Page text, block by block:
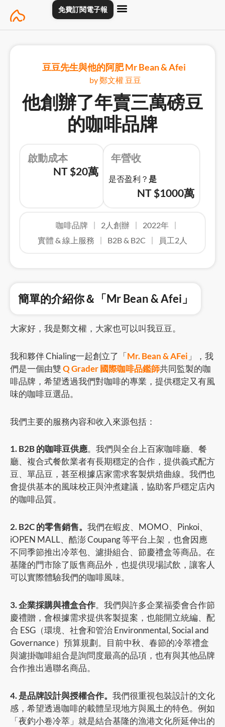
content
免費訂閱電子報
豆豆先生與他的阿肥 Mr Bean & Afei
by 鄭文權 豆豆
他創辦了年賣三萬磅豆
的咖啡品牌
啟動成本
NT $20萬
年營收
是否盈利？ 是
NT $1000萬
咖啡品牌 2人創辦
2022年
實體 & 線上服務
B2B & B2C 員工2人
簡單的介紹你＆「Mr Bean & Afei」
大家好，我是鄭文權，大家也可以叫我豆豆。
我和夥伴 Chialing一起創立了「Mr. Bean & AFei 」，我
們是一個由雙Q Grader 國際咖啡品鑑師共同監製的咖
啡品牌，希望透過我們對咖啡的專業，提供穩定又有風
味的咖啡豆選品。
我們主要的服務內容和收入來源包括：
1. B2B 的咖啡豆供應。我們與全台上百家咖啡廳、餐
廳、複合式餐飲業者有長期穩定的合作，提供義式配方
豆、單品豆，甚至根據店家需求客製烘焙曲線。我們也
會提供基本的風味校正與沖煮建議，協助客戶穩定店內
的咖啡品質。
2. B2C 的零售銷售。 我們在蝦皮、MOMO、Pinkoi、
iOPEN MALL、酷澎 Coupang 等平台上架，也會因應
不同季節推出冷萃包、濾掛組合、節慶禮盒等商品。在
基隆的門市除了販售商品外，也提供現場試飲，讓客人
可以實際體驗我們的咖啡風味。
3. 企業採購與禮盒合作。我們與許多企業福委會合作節
慶禮贈，會根據需求提供客製提案，也能開立統編、配
合 ESG（環境、社會和管治 Environmental, Social and
Governance）預算規劃。目前中秋、春節的冷萃禮盒
與濾掛咖啡組合是詢問度最高的品項，也有與其他品牌
合作推出過聯名商品。
4. 是品牌設計與授權合作。 我們很重視包裝設計的文化
感，希望透過咖啡的載體呈現地方與風土的特色。例如
「夜釣小卷冷萃」就是結合基隆的漁港文化所延伸出的